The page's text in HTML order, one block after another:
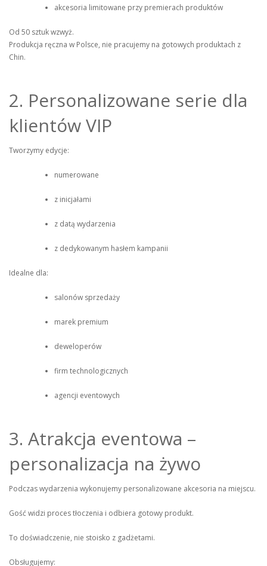
akcesoria limitowane przy premierach produktów
Od 50 sztuk wzwyż.
Produkcja ręczna w Polsce, nie pracujemy na gotowych produktach z
Chin.
2. Personalizowane serie dla
klientów VIP
Tworzymy edycje:
numerowane
z inicjałami
z datą wydarzenia
z dedykowanym hasłem kampanii
Idealne dla:
salonów sprzedaży
marek premium
deweloperów
firm technologicznych
agencji eventowych
3. Atrakcja eventowa –
personalizacja na żywo
Podczas wydarzenia wykonujemy personalizowane akcesoria na miejscu.
Gość widzi proces tłoczenia i odbiera gotowy produkt.
To doświadczenie, nie stoisko z gadżetami.
Obsługujemy: